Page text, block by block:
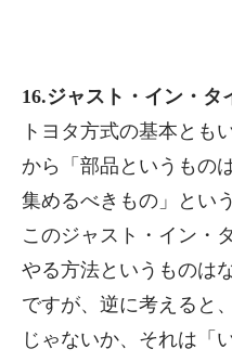
16.ジャスト・イン・タ
トヨタ方式の基本とも
から「部品というもの
集めるべきもの」とい
このジャスト・イン・
やる方法というものは
ですが、逆に考えると
じゃないか、それは「